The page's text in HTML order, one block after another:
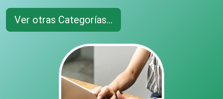
Ver otras Categorías...